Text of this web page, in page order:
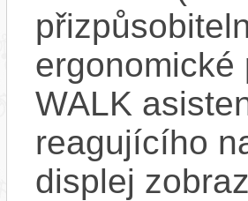
WALK
reagujícího
displej